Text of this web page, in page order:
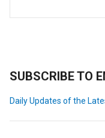
SUBSCRIBE TO
Daily Updates of the